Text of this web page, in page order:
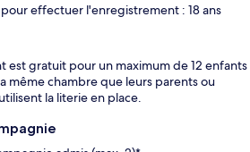
effectuer l'enregistrement : 18 ans
est gratuit pour un maximum de 12 enfants
même chambre que leurs parents ou
la literie en place.